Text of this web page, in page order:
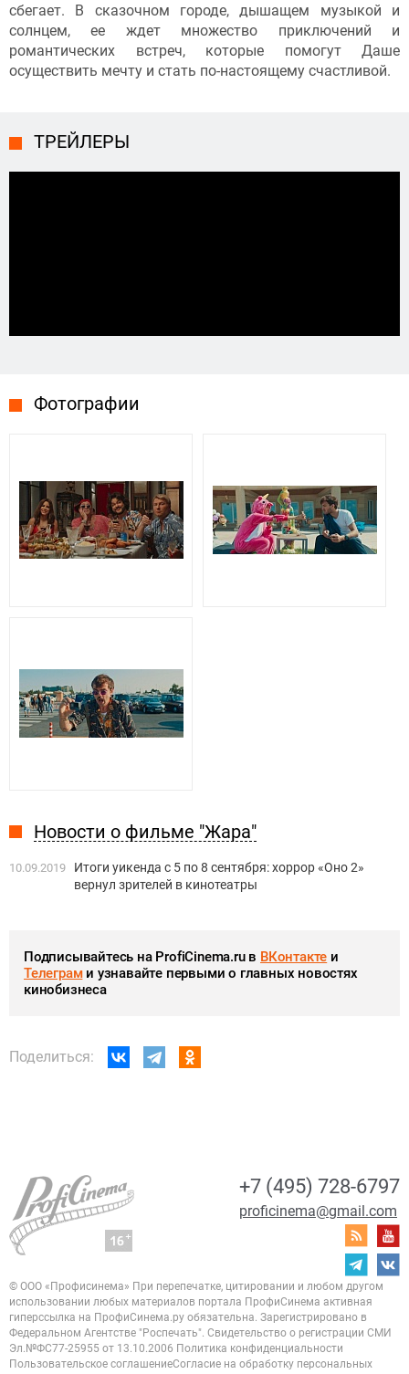
сбегает. В сказочном городе, дышащем музыкой и
солнцем, ее ждет множество приключений и
романтических встреч, которые помогут Даше
осуществить мечту и стать по-настоящему счастливой.
ТРЕЙЛЕРЫ
Фотографии
Новости о фильме "Жара"
10.09.2019
Итоги уикенда с 5 по 8 сентября: хоррор «Оно 2»
вернул зрителей в кинотеатры
Подписывайтесь на ProfiCinema.ru в ВКонтакте и
Телеграми узнавайте первыми о главных новостях
кинобизнеса
Поделиться:
+7 (495) 728-6797
proficinema@gmail.com
© ООО «Профисинема» При перепечатке, цитировании и любом другом
использовании любых материалов портала ПрофиСинема активная
гиперссылка на ПрофиСинема.ру обязательна. Зарегистрировано в
Федеральном Агентстве "Роспечать". Свидетельство о регистрации СМИ
Эл.№ФС77-25955 от 13.10.2006 Политика конфиденциальности
Пользовательское соглашениеСогласие на обработку персональных